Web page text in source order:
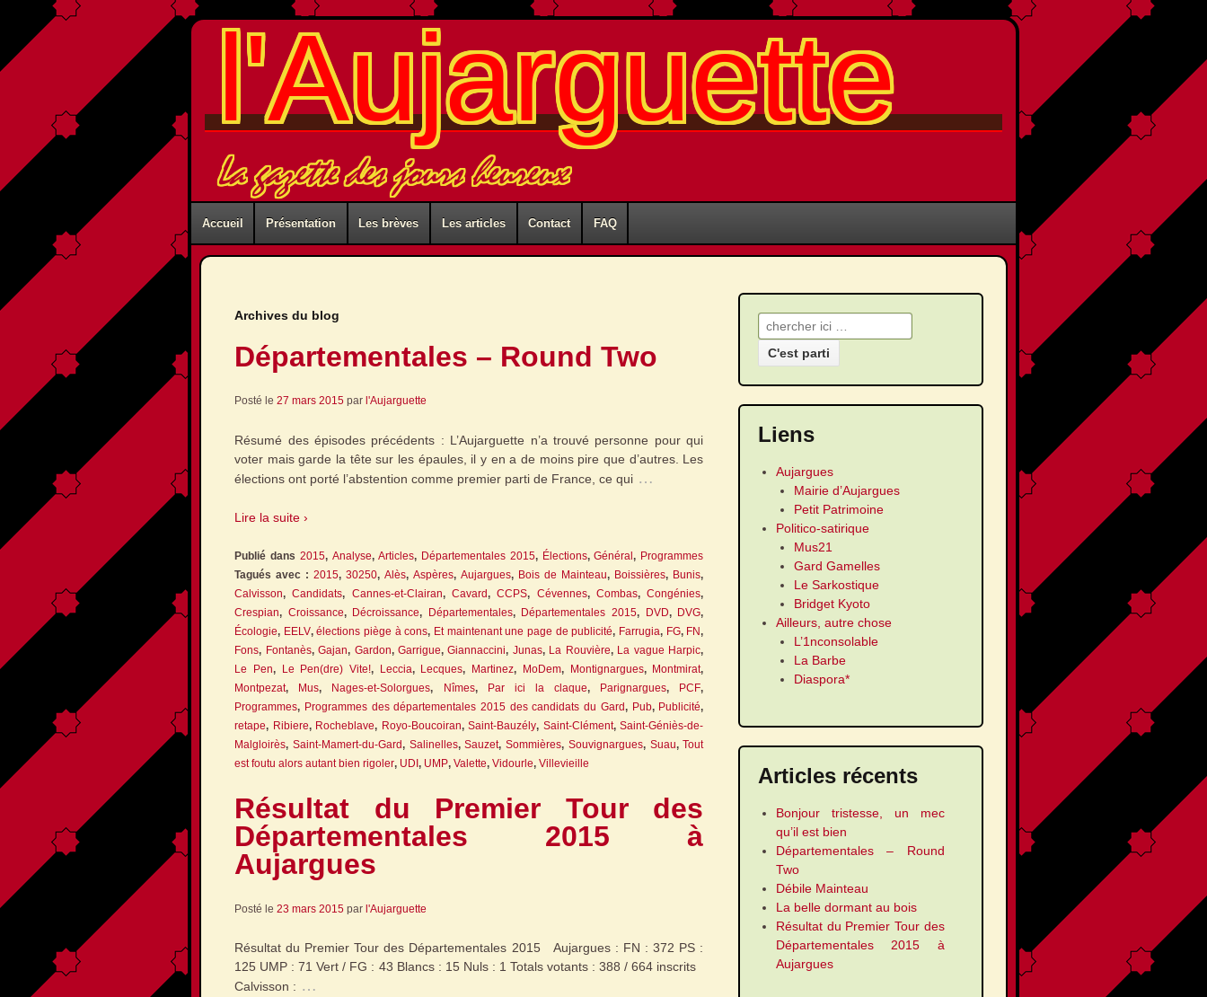
l'Aujarguette
La gazette des jours heureux
Accueil Présentation Les brèves Les articles Contact FAQ
Archives du blog
Départementales – Round Two
Posté le27 mars 2015 par l'Aujarguette
Résumé des épisodes précédents : L’Aujarguette n’a trouvé personne pour qui
voter mais garde la tête sur les épaules, il y en a de moins pire que d’autres. Les
élections ont porté l’abstention comme premier parti de France, ce qui …
Lire la suite ›
Publié dans 2015, Analyse,Articles, Départementales 2015, Élections,Général, Programmes
Tagués avec :2015,30250,Alès,Aspères,Aujargues, Bois de Mainteau, Boissières, Bunis,
Calvisson,Candidats, Cannes-et-Clairan,Cavard,CCPS, Cévennes, Combas,Congénies,
Crespian, Croissance, Décroissance, Départementales, Départementales 2015, DVD, DVG,
Écologie, EELV,élections piège à cons, Et maintenant une page de publicité, Farrugia, FG, FN,
Fons, Fontanès,Gajan, Gardon, Garrigue,Giannaccini, Junas, La Rouvière, La vague Harpic,
Le Pen, Le Pen(dre) Vite!, Leccia, Lecques, Martinez, MoDem, Montignargues, Montmirat,
Montpezat, Mus, Nages-et-Solorgues, Nîmes, Par ici la claque, Parignargues, PCF,
Programmes, Programmes des départementales 2015 des candidats du Gard, Pub, Publicité,
retape, Ribiere, Rocheblave, Royo-Boucoiran,Saint-Bauzély, Saint-Clément,Saint-Géniès-de-
Malgloirès, Saint-Mamert-du-Gard, Salinelles,Sauzet,Sommières, Souvignargues, Suau,Tout
est foutu alors autant bien rigoler, UDI, UMP,Valette,Vidourle,Villevieille
Résultat du Premier Tour des
Départementales 2015 à
Aujargues
Posté le23 mars 2015 parl'Aujarguette
Résultat du Premier Tour des Départementales 2015 Aujargues : FN : 372 PS :
125 UMP : 71 Vert / FG : 43 Blancs : 15 Nuls : 1 Totals votants : 388 / 664 inscrits
Calvisson : …
Recherche pour:
Liens
Aujargues
Mairie d’Aujargues
Petit Patrimoine
Politico-satirique
Mus21
Gard Gamelles
Le Sarkostique
Bridget Kyoto
Ailleurs, autre chose
L’1nconsolable
La Barbe
Diaspora*
Articles récents
Bonjour tristesse, un mec
qu’il est bien
Départementales – Round
Two
Débile Mainteau
La belle dormant au bois
Résultat du Premier Tour des
Départementales 2015 à
Aujargues